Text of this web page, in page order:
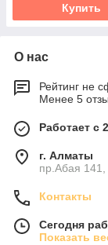
Купить
О нас
Рейтинг не
Менее 5
Работает с
г. Алматы
пр.Абая 141,
Контакты
Сегодня
Показать